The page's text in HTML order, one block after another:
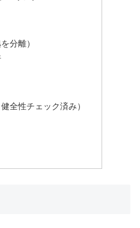
分離）
全性チェック済み）